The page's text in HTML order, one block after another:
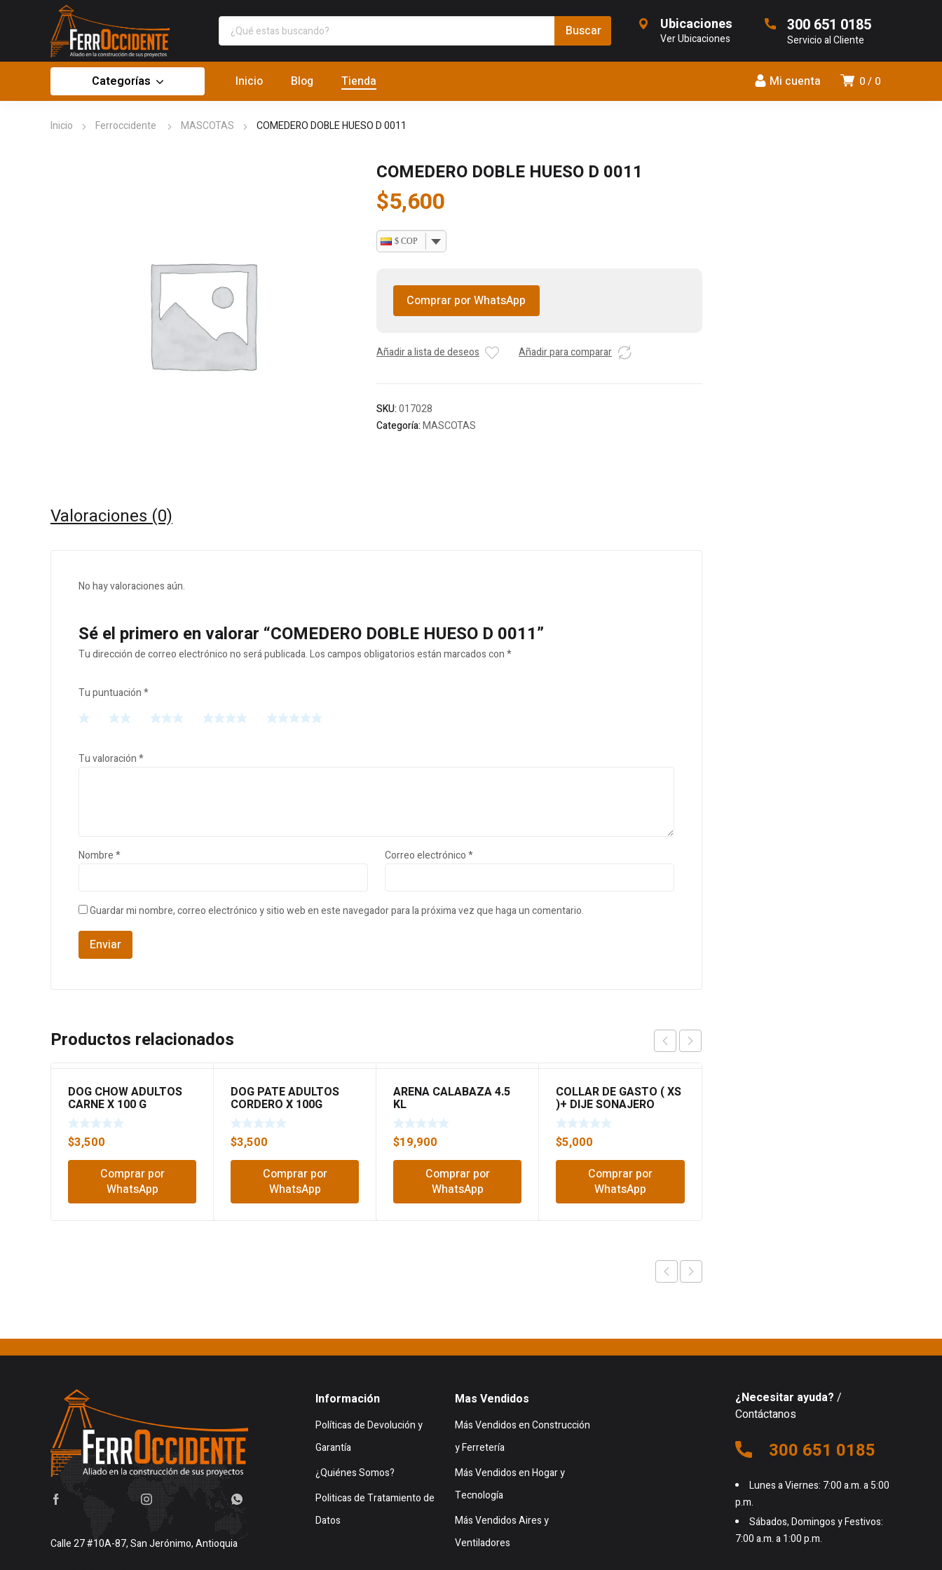
Ubicaciones
Ver Ubicaciones
300 651 0185
Servicio al Cliente
0 0
Mi cuenta
Categorías Inicio Blog Tienda
Inicio Ferroccidente MASCOTAS COMEDERO DOBLE HUESO D 0011
COMEDERO DOBLE HUESO D 0011
$5,600
$ COP
Comprar por WhatsApp
Añadir a lista de deseos Añadir para comparar
SKU:017028
Categoría:MASCOTAS
Valoraciones (0)
No hay valoraciones aún.
Sé el primero en valorar “COMEDERO DOBLE HUESO D 0011”
Tu dirección de correo electrónico no será publicada.Los campos obligatorios están marcados con*
Tu puntuación*
Tu valoración*
Nombre* Correo electrónico*
Guardar mi nombre, correo electrónico y sitio web en este navegador para la próxima vez que haga un comentario.
Productos relacionados
DOG CHOW ADULTOS
CARNE X 100 G
$3,500
Comprar por
WhatsApp
DOG PATE ADULTOS
CORDERO X 100G
$3,500
Comprar por
WhatsApp
ARENA CALABAZA 4.5
KL
$19,900
Comprar por
WhatsApp
COLLAR DE GASTO ( XS
)+ DIJE SONAJERO
$5,000
Comprar por
WhatsApp
Calle 27 #10A-87, San Jerónimo, Antioquia
Información
Políticas de Devolución y
Garantía
¿Quiénes Somos?
Politicas de Tratamiento de
Datos
Mas Vendidos
Más Vendidos en Construcción
y Ferretería
Más Vendidos en Hogar y
Tecnología
Más Vendidos Aires y
Ventiladores
¿Necesitar ayuda? /
Contáctanos
300 651 0185
Lunes a Viernes: 7:00 a.m. a 5:00
p.m.
Sábados, Domingos y Festivos:
7:00 a.m. a 1:00 p.m.